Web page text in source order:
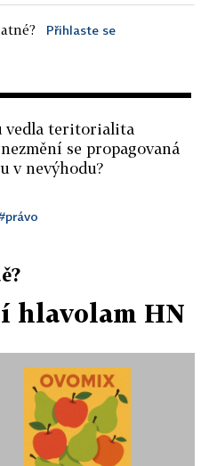
Přihlaste se
vedla teritorialita
se propagovaná
v nevýhodu?
hlavolam HN